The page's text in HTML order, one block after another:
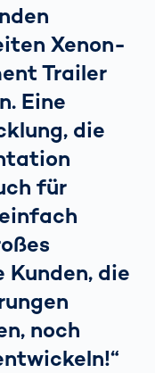
Xenon-
Trailer
Eine
die
für
Kunden, die
noch